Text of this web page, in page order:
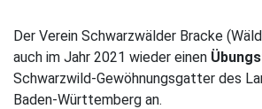
Der Verein Schwarzwälder Bracke
auch im Jahr 2021 wieder einen
Schwarzwild-Gewöhnungsgatter des
Baden-Württemberg an.